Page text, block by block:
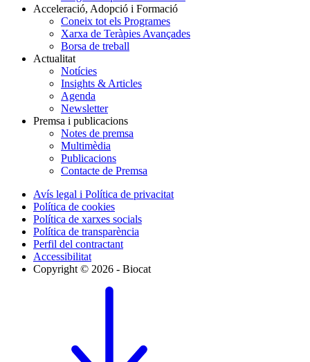
Acceleració, Adopció i Formació
Coneix tot els Programes
Xarxa de Teràpies Avançades
Borsa de treball
Actualitat
Notícies
Insights & Articles
Agenda
Newsletter
Premsa i publicacions
Notes de premsa
Multimèdia
Publicacions
Contacte de Premsa
Avís legal i Política de privacitat
Política de cookies
Política de xarxes socials
Política de transparència
Perfil del contractant
Accessibilitat
Copyright © 2026 - Biocat